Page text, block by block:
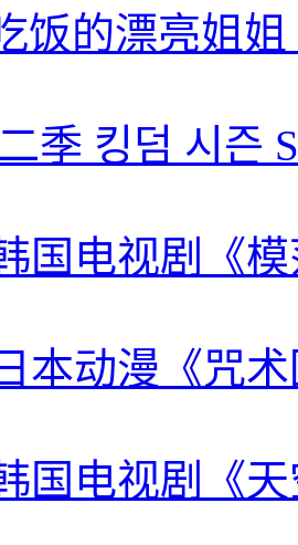
饭的漂亮姐姐
季 킹덤 시즌
国电视剧《
本动漫《咒
国电视剧《